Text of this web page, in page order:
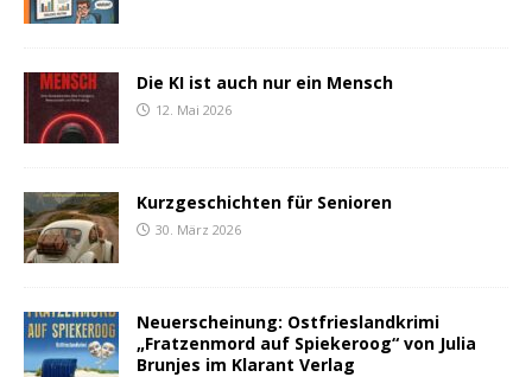
Die KI ist auch nur ein Mensch
12. Mai 2026
Kurzgeschichten für Senioren
30. März 2026
Neuerscheinung: Ostfrieslandkrimi
„Fratzenmord auf Spiekeroog“ von Julia
Brunjes im Klarant Verlag